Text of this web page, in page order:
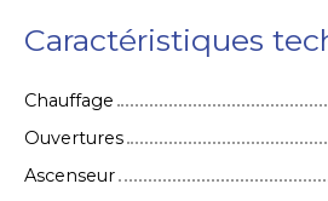
Caractéristiques
Chauffage
Ouvertures
Ascenseur